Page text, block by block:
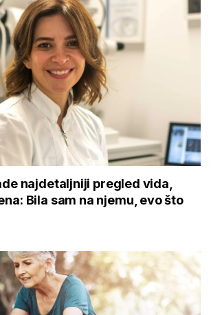
najdetaljniji pregled vida,
Bila sam na njemu, evo što